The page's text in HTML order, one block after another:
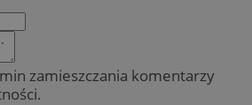
zamieszczania komentarzy